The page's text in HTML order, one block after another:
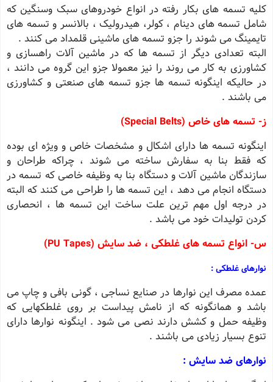
کلیه تسمه های بکار رفته در انواع خودروهای سبک وسنگین که
شامل تسمه های دینام ، کولر، هیدرولیک ، بالانسر و تسمه های
تایمینگ می شوند را جزو تسمه های ماشینی قلمداد می کنند .
البته تعدادی دیگر از تسمه ها که در ماشین آلات راهسازی و
کشاورزی به کار می روند را نیز معمولا جزو این گروه می دانند ،
در حالیکه اینگونه تسمه ها جزو تسمه های صنعتی و کشاورزی
می باشند .
ز- تسمه های خاص (Special Belts)
اینگونه تسمه ها دارای اشکال و مشخصات خاص و ویژه ای بوده
که فقط بنا به سفارش ساخته می شوند ، چراکه طراحان و
سازندگان ماشین آلات و دستگاه بنا به وظیفه خاصی که تسمه در
دستگاه انجام می دهد ، این تسمه ها را طراحی می کنند که البته
در درجه اول مهم ترین علت ساخت این تسمه ها ، انحصاری
کردن تولیدات خود می باشد .
س- انواع تسمه های غلطکی ، ضد سایش (PU Tapes)
نوارهای غلطکی :
عمده مصرف این نوارها در صنایع نساجی ، گونی بافی و چاپ می
باشد و همانگونه که از نامش پیداست بر روی غلطکهایی که
وظیفه حمل و کشش دارند نصی می شود . اینگونه نوارها دارای
تنوع بسیار زیادی می باشند .
نوارهای ضد سایش :